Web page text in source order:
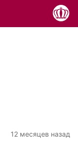
12 месяцев назад